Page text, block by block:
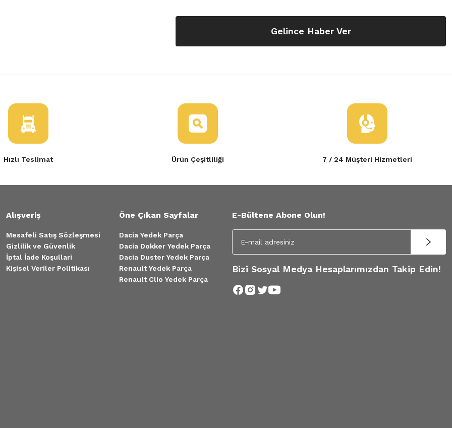
Gelince Haber Ver
Hızlı Teslimat Ürün Çeşitliliği 7 / 24 Müşteri Hizmetleri
Alışveriş
Mesafeli Satış Sözleşmesi
Gizlilik ve Güvenlik
İptal İade Koşullari
Kişisel Veriler Politikası
Öne Çıkan Sayfalar
Dacia Yedek Parça
Dacia Dokker Yedek Parça
Dacia Duster Yedek Parça
Renault Yedek Parça
Renault Clio Yedek Parça
E-Bültene Abone Olun!
Bizi Sosyal Medya Hesaplarımızdan Takip Edin!